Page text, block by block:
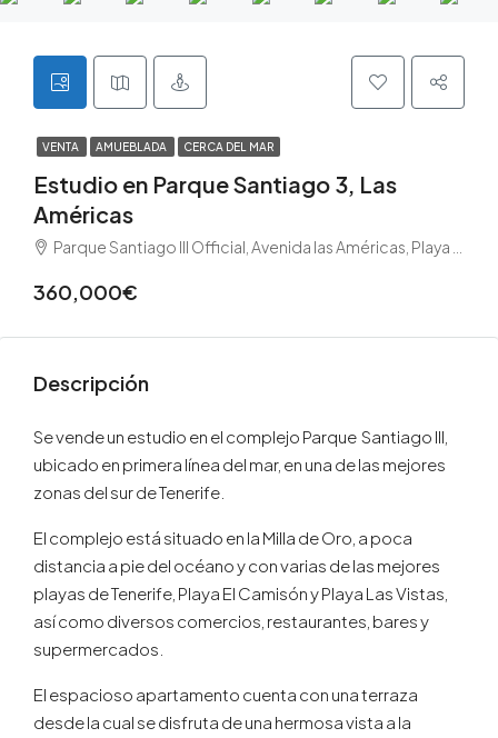
VENTA AMUEBLADA CERCA DEL MAR
Estudio en Parque Santiago 3, Las
Américas
Parque Santiago III Official, Avenida las Américas, Playa de la Américas, España, Tenerife, Arona, Las Américas, Tenerife sur
360,000€
Descripción
Se vende un estudio en el complejo Parque Santiago III,
ubicado en primera línea del mar, en una de las mejores
zonas del sur de Tenerife.
El complejo está situado en la Milla de Oro, a poca
distancia a pie del océano y con varias de las mejores
playas de Tenerife, Playa El Camisón y Playa Las Vistas,
así como diversos comercios, restaurantes, bares y
supermercados.
El espacioso apartamento cuenta con una terraza
desde la cual se disfruta de una hermosa vista a la